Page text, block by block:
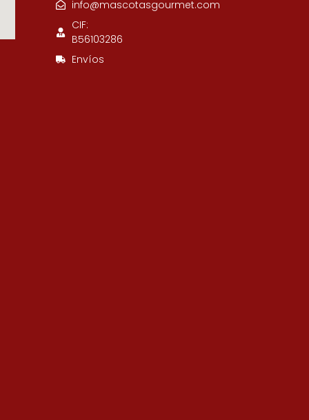
info@mascotasgourmet.com
CIF:
B56103286
Envíos